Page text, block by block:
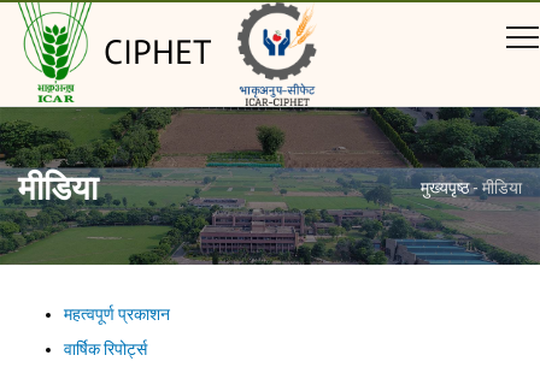
CIPHET
मीडिया मुख्यपृष्ठ- मीडिया
महत्वपूर्ण प्रकाशन
वार्षिक रिपोर्ट्स